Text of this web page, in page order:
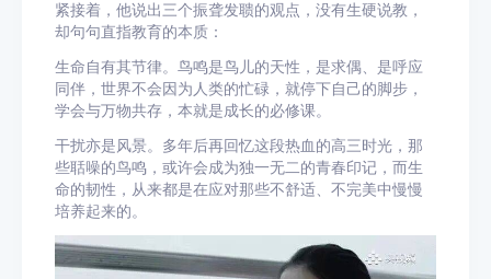
紧接着，他说出三个振聋发聩的观点，没有生硬说教，
却句句直指教育的本质：
生命自有其节律。鸟鸣是鸟儿的天性，是求偶、是呼应
同伴，世界不会因为人类的忙碌，就停下自己的脚步，
学会与万物共存，本就是成长的必修课。
干扰亦是风景。多年后再回忆这段热血的高三时光，那
些聒噪的鸟鸣，或许会成为独一无二的青春印记，而生
命的韧性，从来都是在应对那些不舒适、不完美中慢慢
培养起来的。